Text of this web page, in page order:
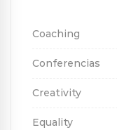
Coaching
Conferencias
Creativity
Equality